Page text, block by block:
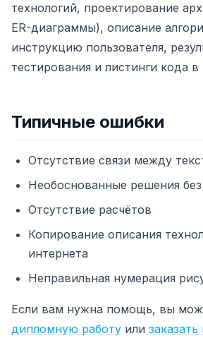
технологий, проектирование
ER-диаграммы), описание
инструкцию пользователя,
тестирования и листинги кода
Типичные ошибки
Отсутствие связи между
Необоснованные решения
Отсутствие расчётов
Копирование описания
интернета
Неправильная нумерация
Если вам нужна помощь, вы
дипломную работу или